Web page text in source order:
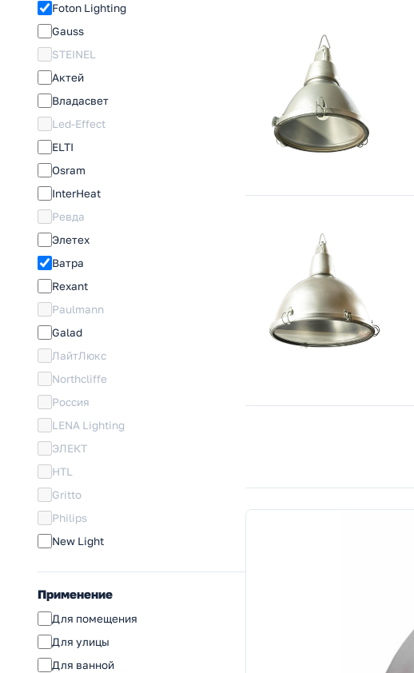
Foton Lighting
Gauss
STEINEL
Актей
Владасвет
Led-Effect
ELTI
Osram
InterHeat
Ревда
Элетех
Ватра
Rexant
Paulmann
Galad
ЛайтЛюкс
Northcliffe
Россия
LENA Lighting
ЭЛЕКТ
HTL
Gritto
Philips
New Light
Применение
Для помещения
Для улицы
Для ванной